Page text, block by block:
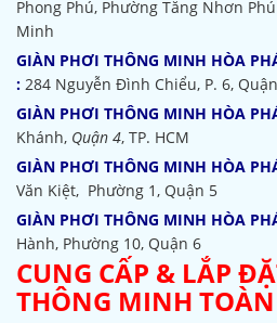
Phong Phú, Phường Tăng Nhơn
Minh
GIÀN PHƠI THÔNG MINH HÒA
: 284 Nguyễn Đình Chiểu, P. 6,
GIÀN PHƠI THÔNG MINH HÒA
Khánh, Quận 4, TP. HCM
GIÀN PHƠI THÔNG MINH HÒA
Văn Kiệt, Phường 1, Quận 5
GIÀN PHƠI THÔNG MINH HÒA
Hành, Phường 10, Quận 6
CUNG CẤP & LẮP
THÔNG MINH